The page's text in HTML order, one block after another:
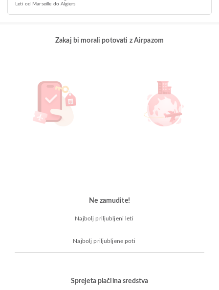
Leti od Marseille do Algiers
Zakaj bi morali potovati z Airpazom
Ne zamudite!
Najbolj priljubljeni leti
Najbolj priljubljene poti
Sprejeta plačilna sredstva